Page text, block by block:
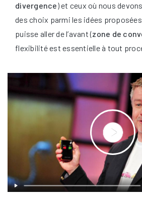
divergence) et ceux où nous
des choix parmi les idées
puisse aller de l’avant (zone de
flexibilité est essentielle à tout